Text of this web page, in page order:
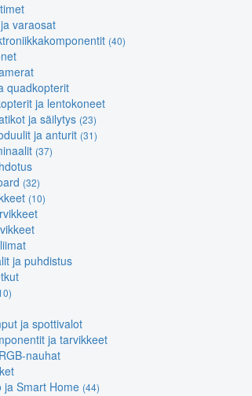
varaosat
(40)
quadkopterit
ja lentokoneet
ja säilytys (23)
ja anturit (31)
(37)
(32)
(10)
ja puhdistus
ja spottivalot
ja tarvikkeet
nauhat
ja Smart Home (44)